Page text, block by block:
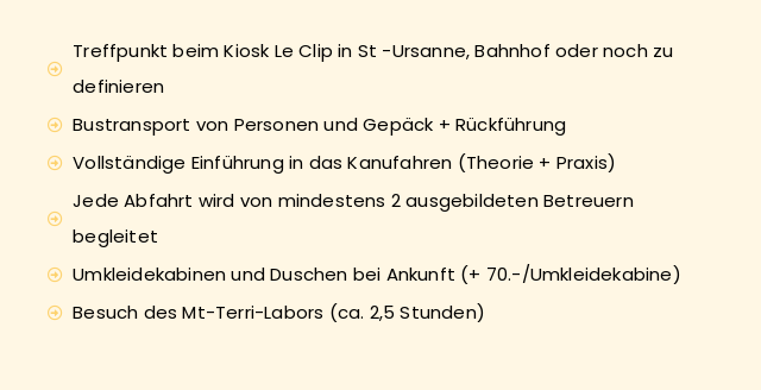
Treffpunkt beim Kiosk Le Clip in St -Ursanne, Bahnhof oder noch zu
definieren
Bustransport von Personen und Gepäck + Rückführung
Vollständige Einführung in das Kanufahren (Theorie + Praxis)
Jede Abfahrt wird von mindestens 2 ausgebildeten Betreuern
begleitet
Umkleidekabinen und Duschen bei Ankunft (+ 70.-/Umkleidekabine)
Besuch des Mt-Terri-Labors (ca. 2,5 Stunden)